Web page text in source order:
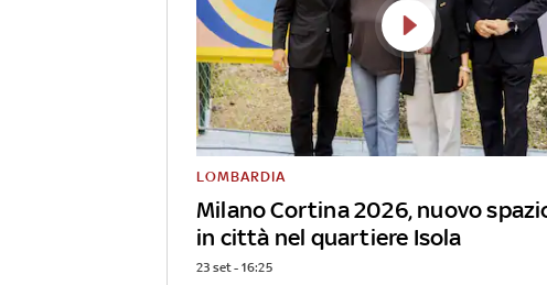
Milano Cortina 2026, nuovo
in città nel quartiere Isola
LOMBARDIA
23 set - 16:25